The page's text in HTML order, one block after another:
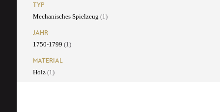
TYP
Mechanisches Spielzeug (1)
JAHR
1750-1799 (1)
MATERIAL
Holz (1)